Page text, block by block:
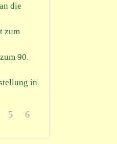
die
zum
90.
in
5 6